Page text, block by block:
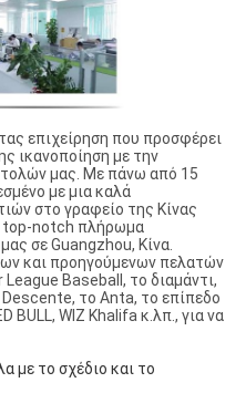
επιχείρηση που προσφέρει
ικανοποίηση με την
μας. Με πάνω από 15
με μια καλά
στο γραφείο της Κίνας
top-notch πλήρωμα
σε Guangzhou, Κίνα.
και προηγούμενων πελατών
Baseball, το διαμάντι,
Descente, το Anta, το επίπεδο
BULL, WIZ Khalifa κ.λπ., για να
με το σχέδιο και το